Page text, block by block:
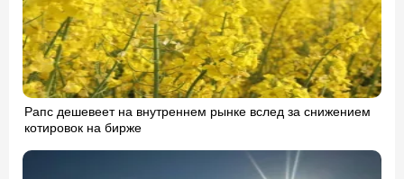
Рапс дешевеет на внутреннем рынке вслед за снижением
котировок на бирже